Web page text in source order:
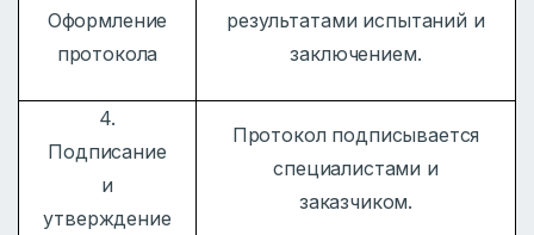
Оформление
протокола
результатами испытаний и
заключением.
4.
Подписание
и
утверждение
Протокол подписывается
специалистами и
заказчиком.